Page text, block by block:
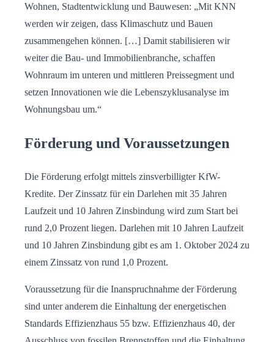
Wohnen, Stadtentwicklung und Bauwesen: „Mit KNN
werden wir zeigen, dass Klimaschutz und Bauen
zusammengehen können. […] Damit stabilisieren wir
weiter die Bau- und Immobilienbranche, schaffen
Wohnraum im unteren und mittleren Preissegment und
setzen Innovationen wie die Lebenszyklusanalyse im
Wohnungsbau um.“
Förderung und Voraussetzungen
Die Förderung erfolgt mittels zinsverbilligter KfW-
Kredite. Der Zinssatz für ein Darlehen mit 35 Jahren
Laufzeit und 10 Jahren Zinsbindung wird zum Start bei
rund 2,0 Prozent liegen. Darlehen mit 10 Jahren Laufzeit
und 10 Jahren Zinsbindung gibt es am 1. Oktober 2024 zu
einem Zinssatz von rund 1,0 Prozent.
Voraussetzung für die Inanspruchnahme der Förderung
sind unter anderem die Einhaltung der energetischen
Standards Effizienzhaus 55 bzw. Effizienzhaus 40, der